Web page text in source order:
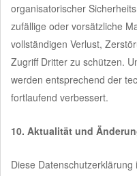
organisatorischer
zufällige oder vorsätzliche
vollständigen Verlust,
Zugriff Dritter zu schützen.
werden entsprechend der
fortlaufend verbessert.
10. Aktualität und
Diese